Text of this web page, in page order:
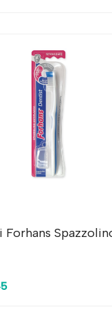
Forhans